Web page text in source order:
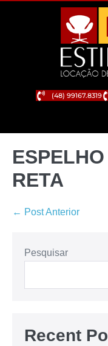
(48) 99167.8319
RETA
← Post Anterior
Pesquisar
Recent